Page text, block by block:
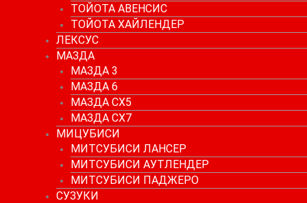
ТОЙОТА АВЕНСИС
ТОЙОТА ХАЙЛЕНДЕР
ЛЕКСУС
МАЗДА
МАЗДА 3
МАЗДА 6
МАЗДА СХ5
МАЗДА СХ7
МИЦУБИСИ
МИТСУБИСИ ЛАНСЕР
МИТСУБИСИ АУТЛЕНДЕР
МИТСУБИСИ ПАДЖЕРО
СУЗУКИ